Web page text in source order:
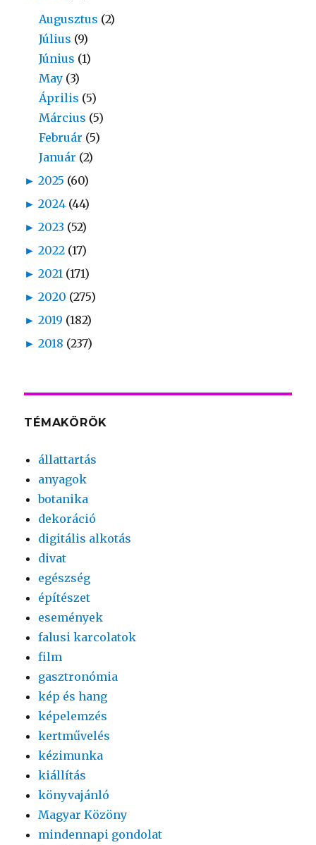
Augusztus (2)
Július (9)
Június (1)
May (3)
Április (5)
Március (5)
Február (5)
Január (2)
► 2025 (60)
► 2024 (44)
► 2023 (52)
► 2022 (17)
► 2021 (171)
► 2020 (275)
► 2019 (182)
► 2018 (237)
TÉMAKÖRÖK
állattartás
anyagok
botanika
dekoráció
digitális alkotás
divat
egészség
építészet
események
falusi karcolatok
film
gasztronómia
kép és hang
képelemzés
kertművelés
kézimunka
kiállítás
könyvajánló
Magyar Közöny
mindennapi gondolat